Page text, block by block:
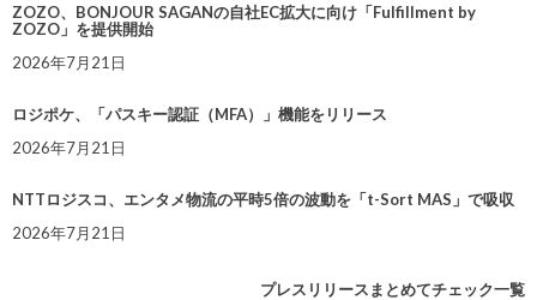
ZOZO、BONJOUR SAGANの自社EC拡大に向け「Fulfillment by
ZOZO」を提供開始
2026年7月21日
ロジポケ、「パスキー認証（MFA）」機能をリリース
2026年7月21日
NTTロジスコ、エンタメ物流の平時5倍の波動を「t-Sort MAS」で吸収
2026年7月21日
プレスリリースまとめてチェック一覧